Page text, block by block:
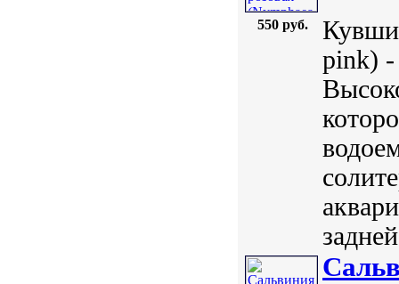
550 руб.
pink) -